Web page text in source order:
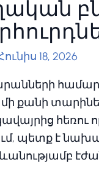
18, 2026
քանի
պետք է